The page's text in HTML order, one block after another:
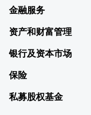
金融服务
资产和财富管理
银行及资本市场
保险
私募股权基金